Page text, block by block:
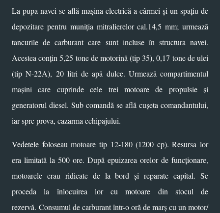
La pupa navei se află mașina electrică a cârmei și un spațiu de
depozitare pentru muniția mitralierelor cal.14,5 mm; urmează
tancurile de carburant care sunt incluse în structura navei.
Acestea conțin 5,25 tone de motorină (tip 35), 0,17 tone de ulei
(tip N-22A), 20 litri de apă dulce. Urmează compartimentul
mașini care cuprinde cele trei motoare de propulsie și
generatorul diesel. Sub comandă se află cușeta comandantului,
iar spre prova, cazarma echipajului.
Vedetele foloseau motoare tip 12-180 (1200 cp). Resursa lor
era limitată la 500 ore. După epuizarea orelor de funcționare,
motoarele erau ridicate de la bord și reparate capital. Se
proceda la înlocuirea lor cu motoare din stocul de
rezervă. Consumul de carburant într-o oră de marș cu un motor/